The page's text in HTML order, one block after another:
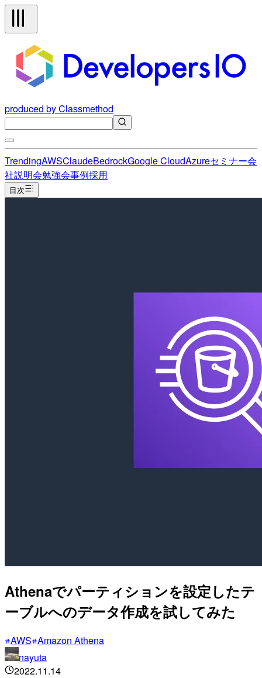
produced by Classmethod
TrendingAWSClaudeBedrockGoogle CloudAzureセミナー会
社説明会勉強会事例採用
目次
Athenaでパーティションを設定したテ
ーブルへのデータ作成を試してみた
AWS Amazon Athena
nayuta
2022.11.14